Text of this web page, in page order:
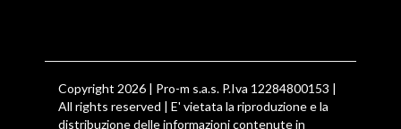
Copyright 2026 | Pro-m s.a.s. P.Iva 12284800153 |
All rights reserved | E' vietata la riproduzione e la
distribuzione delle informazioni contenute in